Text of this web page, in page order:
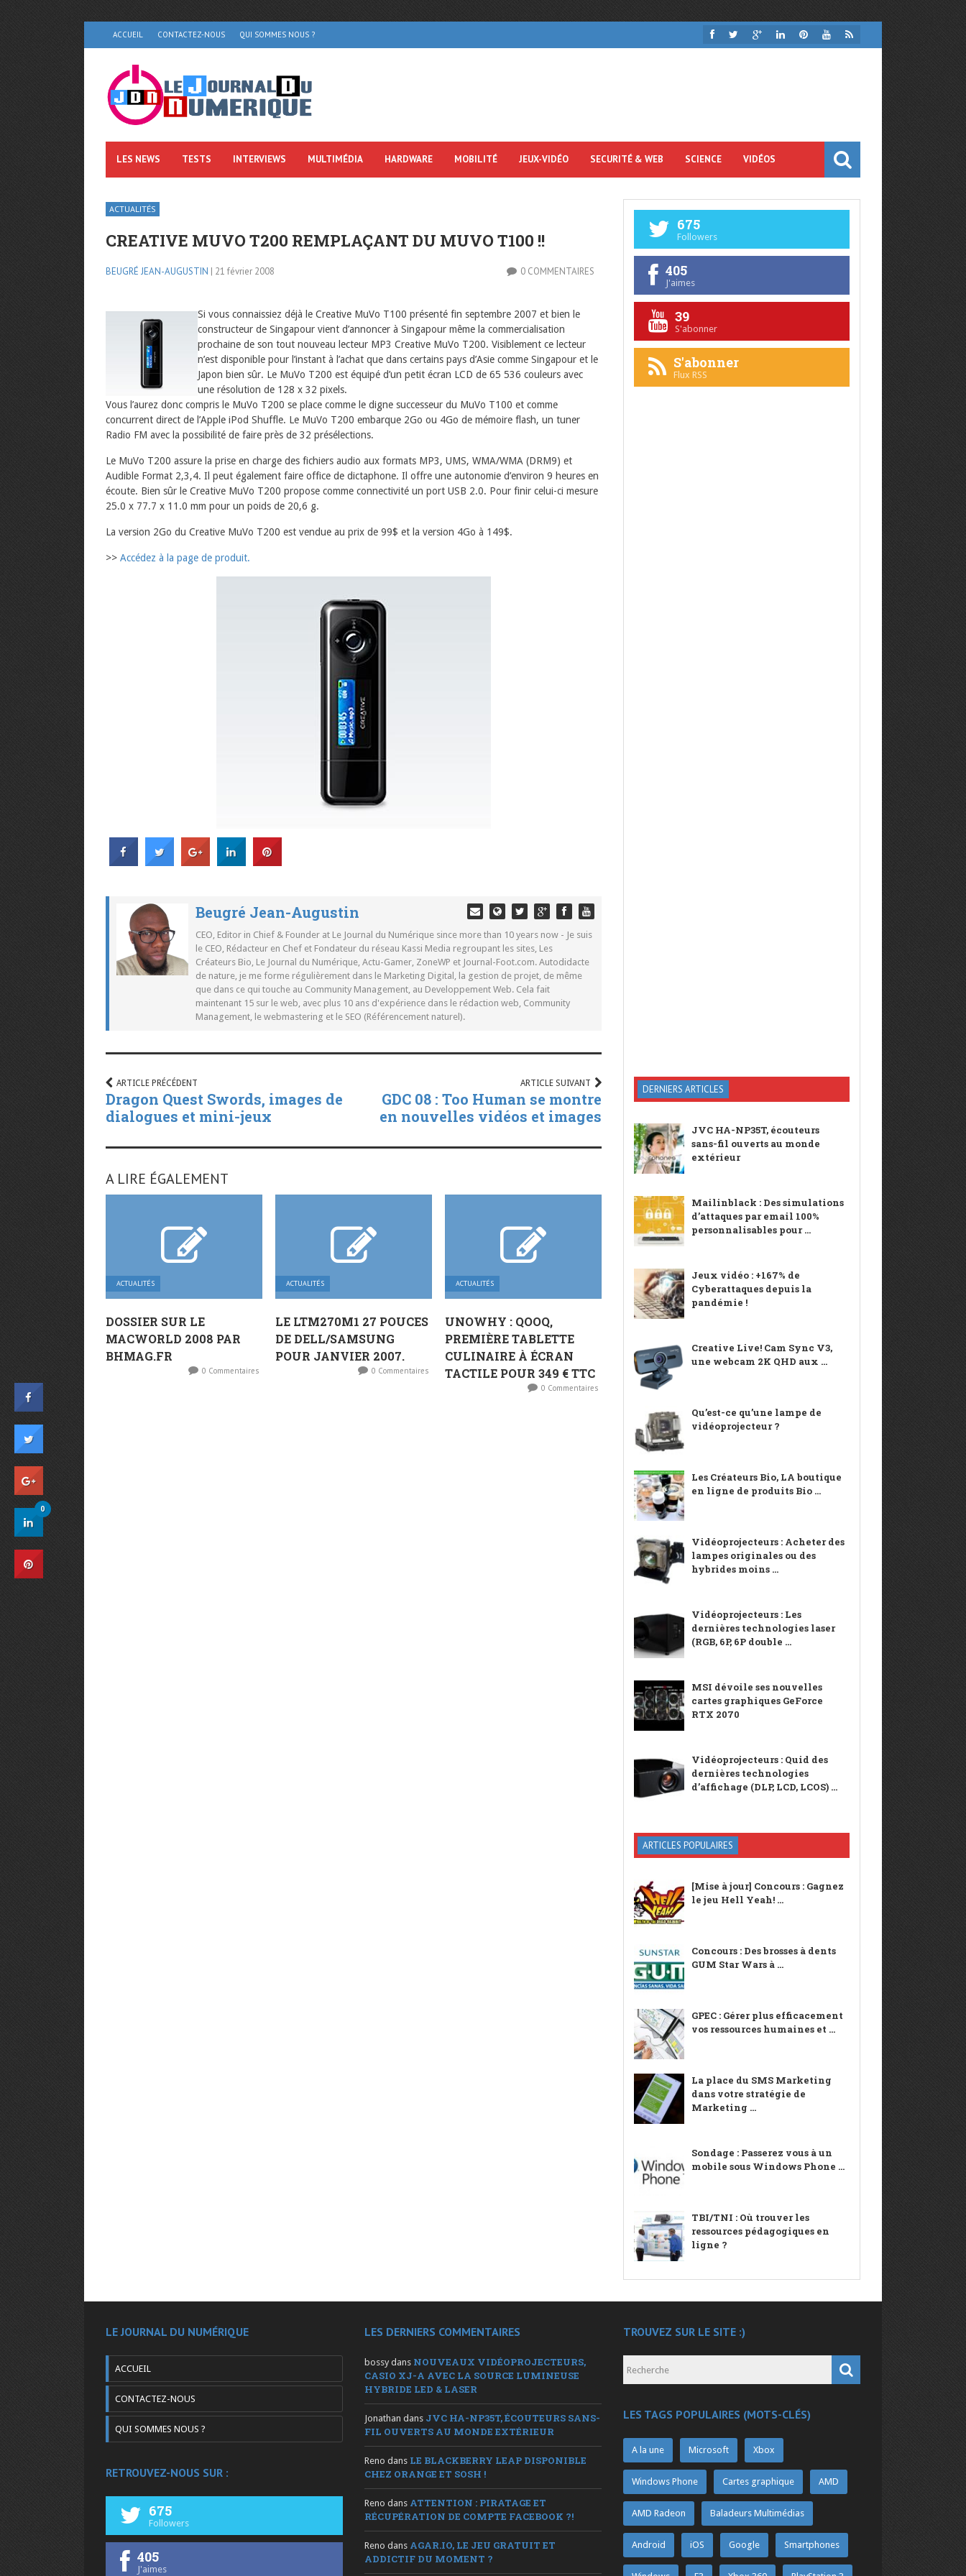
ACCUEIL CONTACTEZ-NOUS QUI SOMMES NOUS ?
LES NEWS TESTS INTERVIEWS MULTIMÉDIA HARDWARE MOBILITÉ JEUX-VIDÉO SECURITÉ & WEB SCIENCE VIDÉOS
ACTUALITÉS
CREATIVE MUVO T200 REMPLAÇANT DU MUVO T100 !!
BEUGRÉ JEAN-AUGUSTIN | 21 février 2008 0 COMMENTAIRES
Si vous connaissiez déjà le Creative MuVo T100 présenté fin septembre 2007 et bien le
constructeur de Singapour vient d’annoncer à Singapour même la commercialisation
prochaine de son tout nouveau lecteur MP3 Creative MuVo T200. Visiblement ce lecteur
n’est disponible pour l’instant à l’achat que dans certains pays d’Asie comme Singapour et le
Japon bien sûr. Le MuVo T200 est équipé d’un petit écran LCD de 65 536 couleurs avec
une résolution de 128 x 32 pixels.
Vous l’aurez donc compris le MuVo T200 se place comme le digne successeur du MuVo T100 et comme
concurrent direct de l’Apple iPod Shuffle. Le MuVo T200 embarque 2Go ou 4Go de mémoire flash, un tuner
Radio FM avec la possibilité de faire près de 32 présélections.
Le MuVo T200 assure la prise en charge des fichiers audio aux formats MP3, UMS, WMA/WMA (DRM9) et
Audible Format 2,3,4. Il peut également faire office de dictaphone. Il offre une autonomie d’environ 9 heures en
écoute. Bien sûr le Creative MuVo T200 propose comme connectivité un port USB 2.0. Pour finir celui-ci mesure
25.0 x 77.7 x 11.0 mm pour un poids de 20,6 g.
La version 2Go du Creative MuVo T200 est vendue au prix de 99$ et la version 4Go à 149$.
>> Accédez à la page de produit.
Beugré Jean-Augustin
CEO, Editor in Chief & Founder at Le Journal du Numérique since more than 10 years now - Je suis
le CEO, Rédacteur en Chef et Fondateur du réseau Kassi Media regroupant les sites, Les
Créateurs Bio, Le Journal du Numérique, Actu-Gamer, ZoneWP et Journal-Foot.com. Autodidacte
de nature, je me forme régulièrement dans le Marketing Digital, la gestion de projet, de même
que dans ce qui touche au Community Management, au Developpement Web. Cela fait
maintenant 15 sur le web, avec plus 10 ans d'expérience dans le rédaction web, Community
Management, le webmastering et le SEO (Référencement naturel).
ARTICLE PRÉCÉDENT
Dragon Quest Swords, images de
dialogues et mini-jeux
ARTICLE SUIVANT
GDC 08 : Too Human se montre
en nouvelles vidéos et images
A LIRE ÉGALEMENT
ACTUALITÉS
DOSSIER SUR LE
MACWORLD 2008 PAR
BHMAG.FR
0 Commentaires
ACTUALITÉS
LE LTM270M1 27 POUCES
DE DELL/SAMSUNG
POUR JANVIER 2007.
0 Commentaires
ACTUALITÉS
UNOWHY : QOOQ,
PREMIÈRE TABLETTE
CULINAIRE À ÉCRAN
TACTILE POUR 349 € TTC
0 Commentaires
675
Followers
405
J'aimes
39
S'abonner
S'abonner
Flux RSS
DERNIERS ARTICLES
JVC HA-NP35T, écouteurs
sans-fil ouverts au monde
extérieur
Mailinblack : Des simulations
d’attaques par email 100%
personnalisables pour ...
Jeux vidéo : +167% de
Cyberattaques depuis la
pandémie !
Creative Live! Cam Sync V3,
une webcam 2K QHD aux ...
Qu’est-ce qu’une lampe de
vidéoprojecteur ?
Les Créateurs Bio, LA boutique
en ligne de produits Bio ...
Vidéoprojecteurs : Acheter des
lampes originales ou des
hybrides moins ...
Vidéoprojecteurs : Les
dernières technologies laser
(RGB, 6P, 6P double ...
MSI dévoile ses nouvelles
cartes graphiques GeForce
RTX 2070
Vidéoprojecteurs : Quid des
dernières technologies
d’affichage (DLP, LCD, LCOS) ...
ARTICLES POPULAIRES
[Mise à jour] Concours : Gagnez
le jeu Hell Yeah! ...
Concours : Des brosses à dents
GUM Star Wars à ...
GPEC : Gérer plus efficacement
vos ressources humaines et ...
La place du SMS Marketing
dans votre stratégie de
Marketing ...
Sondage : Passerez vous à un
mobile sous Windows Phone ...
TBI/TNI : Où trouver les
ressources pédagogiques en
ligne ?
LE JOURNAL DU NUMÉRIQUE
ACCUEIL
CONTACTEZ-NOUS
QUI SOMMES NOUS ?
RETROUVEZ-NOUS SUR :
675
Followers
405
J'aimes
LES DERNIERS COMMENTAIRES
bossy dans NOUVEAUX VIDÉOPROJECTEURS,
CASIO XJ-A AVEC LA SOURCE LUMINEUSE
HYBRIDE LED & LASER
Jonathan dans JVC HA-NP35T, ÉCOUTEURS SANS-
FIL OUVERTS AU MONDE EXTÉRIEUR
Reno dans LE BLACKBERRY LEAP DISPONIBLE
CHEZ ORANGE ET SOSH !
Reno dans ATTENTION : PIRATAGE ET
RÉCUPÉRATION DE COMPTE FACEBOOK ?!
Reno dans AGAR.IO, LE JEU GRATUIT ET
ADDICTIF DU MOMENT ?
TROUVEZ SUR LE SITE :)
LES TAGS POPULAIRES (MOTS-CLÉS)
A la une Microsoft Xbox
Windows Phone Cartes graphique AMD
AMD Radeon Baladeurs Multimédias
Android iOS Google Smartphones
0